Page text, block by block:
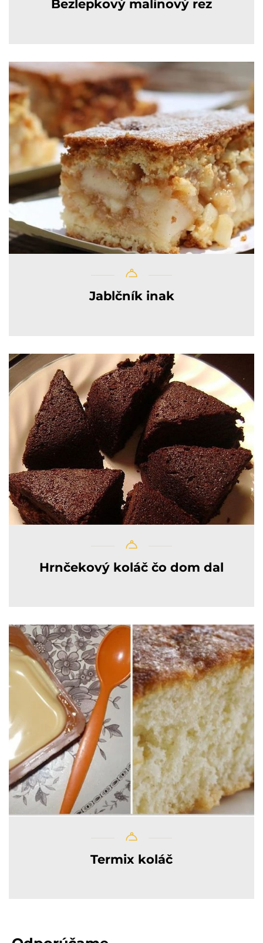
Bezlepkový malinový rez
Jablčník inak
Hrnčekový koláč čo dom dal
Termix koláč